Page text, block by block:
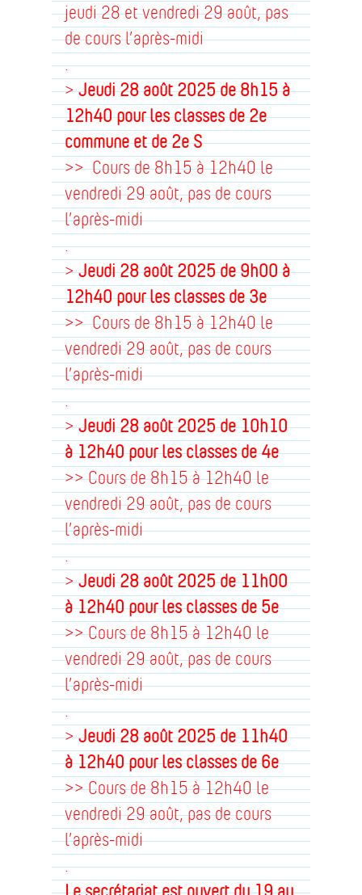
jeudi 28 et vendredi 29 août, pas
de cours l’après-midi
.
>Jeudi 28 août 2025 de 8h15 à
12h40 pour les classes de 2e
commune et de 2e S
>> Cours de 8h15 à 12h40 le
vendredi 29 août, pas de cours
l’après-midi
.
>Jeudi 28 août 2025de 9h00 à
12h40pour les classes de 3e
>> Cours de 8h15 à 12h40 le
vendredi 29 août, pas de cours
l’après-midi
.
>Jeudi 28 août 2025de 10h10
à 12h40pour les classes de 4e
>> Cours de 8h15 à 12h40 le
vendredi 29 août, pas de cours
l’après-midi
.
>Jeudi 28 août 2025de 11h00
à 12h40pour les classes de 5e
>> Cours de 8h15 à 12h40 le
vendredi 29 août, pas de cours
l’après-midi
.
>Jeudi 28 août 2025de 11h40
à 12h40pour les classes de 6e
>> Cours de 8h15 à 12h40 le
vendredi 29 août, pas de cours
l’après-midi
.